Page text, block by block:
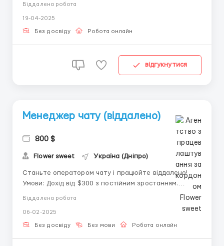
пов'язана з листуванням у чаті на спеціалізованій
платформі. Комунікація ведеться в межах заданої
Віддалена робота
19-04-2025
Без досвіду Робота онлайн
відгукнутися
Менеджер чату (віддалено)
800 $
Flower sweet Україна (Дніпро)
Станьте оператором чату і працюйте віддалено!
Умови: Дохід від $300 з постійним зростанням.
Повністю віддалена робота з будь-якої точки світу.
рахунок. Прозорі умови, регулярні виплати.
Обов'язки: Переписка з клієнтами та допомога в
Віддалена робота
06-02-2025
Без досвіду Без мови Робота онлайн